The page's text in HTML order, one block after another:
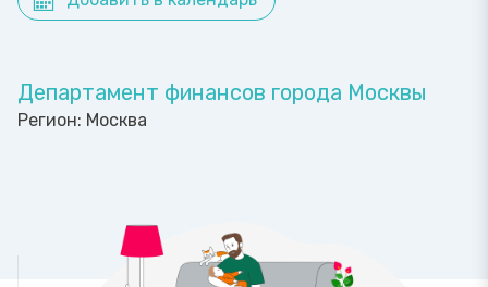
Департамент финансов города Москвы
Регион: Москва